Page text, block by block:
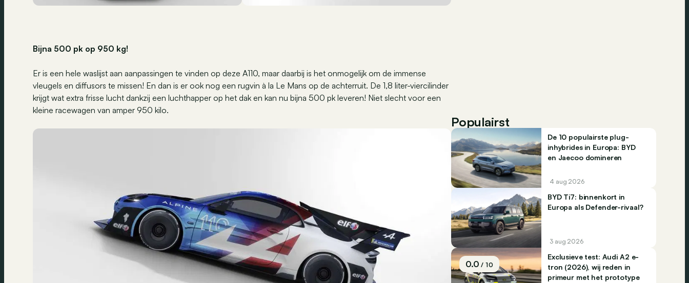
Bijna 500 pk op 950 kg!
Er is een hele waslijst aan aanpassingen te vinden op deze A110, maar daarbij is het onmogelijk om de immense
vleugels en diffusors te missen! En dan is er ook nog een rugvin à la Le Mans op de achterruit. De 1,8 liter-viercilinder
krijgt wat extra frisse lucht dankzij een luchthapper op het dak en kan nu bijna 500 pk leveren! Niet slecht voor een
kleine racewagen van amper 950 kilo.
Populairst
De 10 populairste plug-
inhybrides in Europa: BYD
en Jaecoo domineren
4 aug 2026
BYD Ti7: binnenkort in
Europa als Defender-rivaal?
3 aug 2026
0.0/ 10
Exclusieve test: Audi A2 e-
tron (2026), wij reden in
primeur met het prototype